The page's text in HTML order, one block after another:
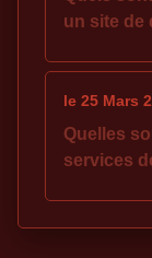
un site de
le 25 Mars
Quelles
services